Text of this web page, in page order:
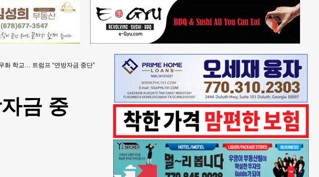
화 학교… 트럼프 “연방자금 중단”
금 중